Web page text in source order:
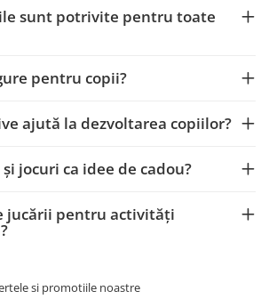
sunt potrivite pentru toate
pentru copii?
ajută la dezvoltarea copiilor?
jocuri ca idee de cadou?
jucării pentru activități
si promotiile noastre